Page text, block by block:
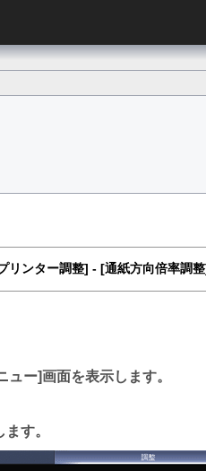
リンター調整 - 通紙方向倍率調整
ュー 画面を表示します。
す。